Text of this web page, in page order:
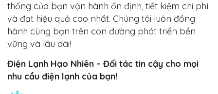
thống của bạn vận hành ổn định, tiết kiệm chi phí
và đạt hiệu quả cao nhất. Chúng tôi luôn đồng
hành cùng bạn trên con đường phát triển bền
vững và lâu dài!
Điện Lạnh Hạo Nhiên – Đối tác tin cậy cho mọi
nhu cầu điện lạnh của bạn!